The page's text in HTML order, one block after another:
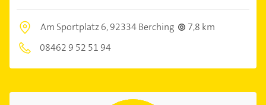
Am Sportplatz 6,92334 Berching
7,8 km
08462 9 52 51 94